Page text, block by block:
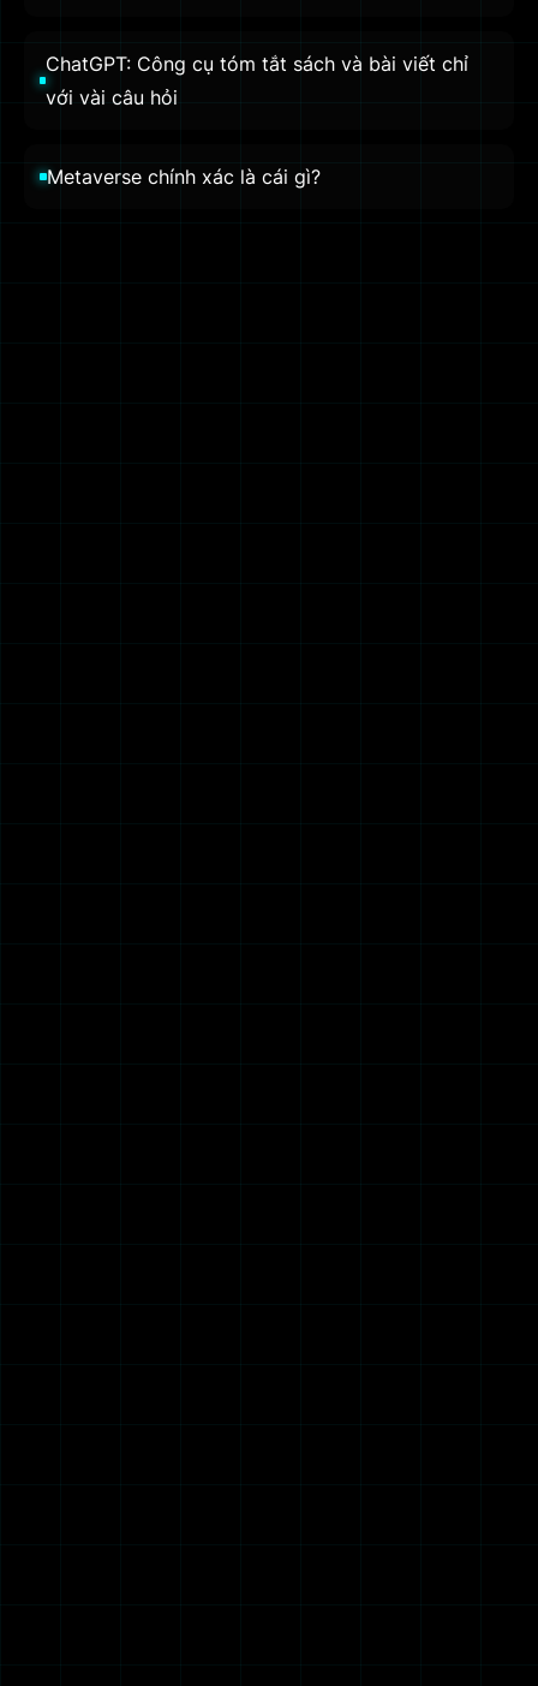
ChatGPT: Công cụ tóm tắt sách và bài viết chỉ
với vài câu hỏi
Metaverse chính xác là cái gì?